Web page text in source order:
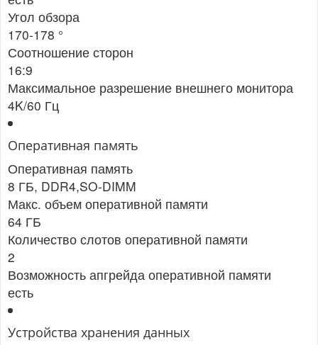
Угол обзора
170-178 °
Соотношение сторон
16:9
Максимальное разрешение внешнего монитора
4K/60 Гц
Оперативная память
Оперативная память
8 ГБ, DDR4,SO-DIMM
Макс. объем оперативной памяти
64 ГБ
Количество слотов оперативной памяти
2
Возможность апгрейда оперативной памяти
есть
Устройства хранения данных